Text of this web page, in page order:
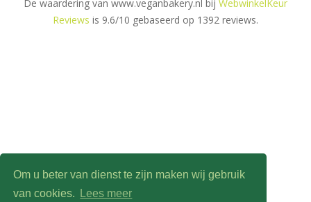
Om u beter van dienst te zijn maken wij gebruik
van cookies.
Lees meer
De waardering van www.veganbakery.nl bij WebwinkelKeur
Reviews is 9.6/10 gebaseerd op 1392 reviews.